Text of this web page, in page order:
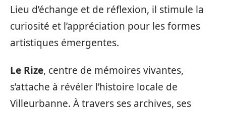
Lieu d’échange et de réflexion, il stimule la
curiosité et l’appréciation pour les formes
artistiques émergentes.
Le Rize, centre de mémoires vivantes,
s’attache à révéler l’histoire locale de
Villeurbanne. À travers ses archives, ses